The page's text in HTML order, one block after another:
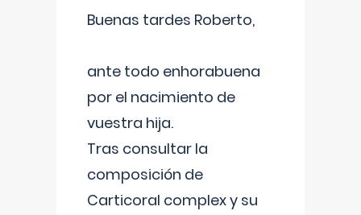
Buenas tardes Roberto,
ante todo enhorabuena
por el nacimiento de
vuestra hija.
Tras consultar la
composición de
Carticoral complex y su